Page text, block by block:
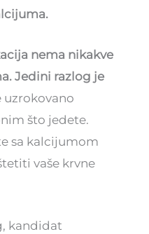
nema nikakve
Jedini razlog je
uzrokovano
što jedete.
sa kalcijumom
vaše krvne
kandidat